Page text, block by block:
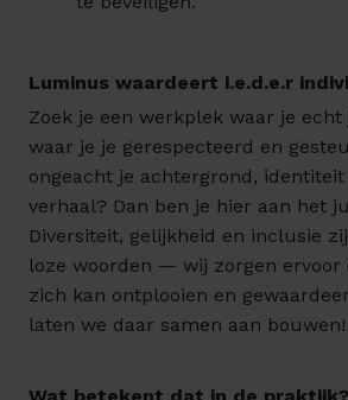
Luminus waardeert i.e.d.e.r
Zoek je een werkplek waar je
waar je je gerespecteerd en
ongeacht je achtergrond,
verhaal? Dan ben je hier aan het
Diversiteit, gelijkheid en inclusie
loze woorden — wij zorgen ervoor
zich kan ontplooien en
laten we daar samen aan bouwen!